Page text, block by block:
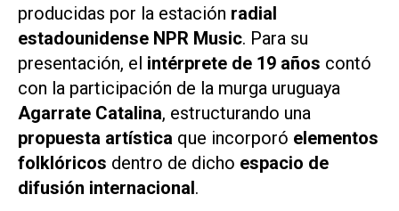
producidas por la estación radial
estadounidense NPR Music. Para su
presentación, el intérprete de 19 años contó
con la participación de la murga uruguaya
Agarrate Catalina, estructurando una
propuesta artística que incorporó elementos
folklóricos dentro de dicho espacio de
difusión internacional.